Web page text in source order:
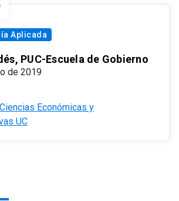
Aplicada
PUC-Escuela de Gobierno
de 2019
Económicas y
UC